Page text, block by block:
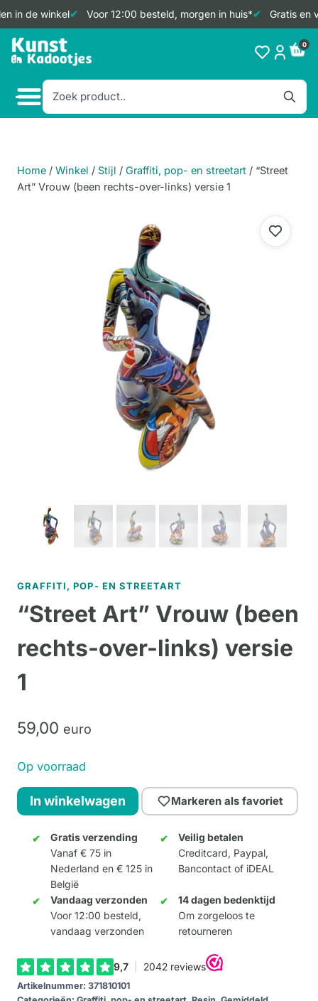
in de winkel Voor 12:00 besteld, morgen in huis* Gratis en
Doorgaan
naar
0
Home / Winkel / Stijl / Graffiti, pop- en streetart / “Street
Art” Vrouw (been rechts-over-links) versie 1
GRAFFITI, POP- EN STREETART
“Street Art” Vrouw (been
rechts-over-links) versie
1
59,00 euro
Op voorraad
“Street
Art”
Vrouw
(been
rechts-
over-
versie
1
aantal
In winkelwagen Markeren als favoriet
Gratis verzending
Vanaf € 75 in
Nederland en € 125 in
België
Veilig betalen
Creditcard, Paypal,
Bancontact of iDEAL
Vandaag verzonden
Voor 12:00 besteld,
vandaag verzonden
14 dagen bedenktijd
Om zorgeloos te
retourneren
Artikelnummer: 371810101